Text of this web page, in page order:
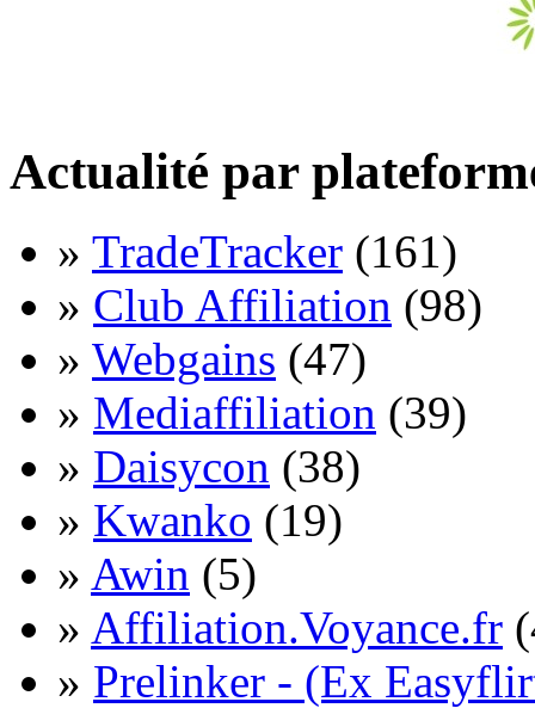
Actualité par
» TradeTracker (161)
» Club Affiliation (98)
» Webgains (47)
» Mediaffiliation (39)
» Daisycon (38)
» Kwanko (19)
» Awin (5)
» Affiliation.Voyance.fr
» Prelinker - (Ex